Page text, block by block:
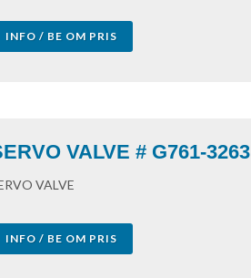
INFO / BE OM PRIS
VALVE # G761-3263
VALVE
INFO / BE OM PRIS